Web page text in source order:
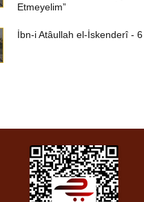
Etmeyelim”
İbn-i Atâullah el-İskenderî - 6